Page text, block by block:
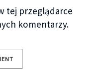
tej przeglądarce
komentarzy.